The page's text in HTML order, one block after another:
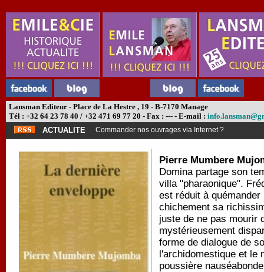
Lansman Editeur - Place de La Hestre , 19 - B-7170 Manage
Tél : +32 64 23 78 40 / +32 471 69 77 20 - Fax : --- - E-mail :
ACTUALITE
Commander nos ouvrages via Internet ?
Pierre Mumbere
Domina partage son
villa "pharaonique".
est réduit à
chichement sa
juste de ne pas mourir
mystérieusement
forme de dialogue de
l'archidomestique et le
poussière